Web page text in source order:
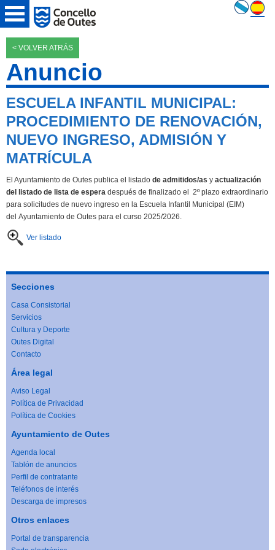
< VOLVER ATRÁS
Anuncio
ESCUELA INFANTIL MUNICIPAL:
PROCEDIMIENTO DE RENOVACIÓN,
NUEVO INGRESO, ADMISIÓN Y
MATRÍCULA
El Ayuntamiento de Outes publica el listado de admitidos/as y actualización
del listado de lista de espera después de finalizado el 2º plazo extraordinario
para solicitudes de nuevo ingreso en la Escuela Infantil Municipal (EIM)
del Ayuntamiento de Outes para el curso 2025/2026.
Ver listado
Secciones
Casa Consistorial
Servicios
Cultura y Deporte
Outes Digital
Contacto
Área legal
Aviso Legal
Política de Privacidad
Política de Cookies
Ayuntamiento de Outes
Agenda local
Tablón de anuncios
Perfil de contratante
Teléfonos de interés
Descarga de impresos
Otros enlaces
Portal de transparencia